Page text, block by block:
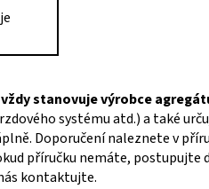
vždy stanovuje výrobce
systému atd.) a také
Doporučení naleznete v
příručku nemáte, postupujte
kontaktujte.